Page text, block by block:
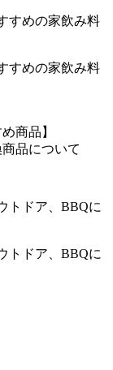
すめの家飲み料
すめの家飲み料
商品】
品について
トドア、BBQに
トドア、BBQに